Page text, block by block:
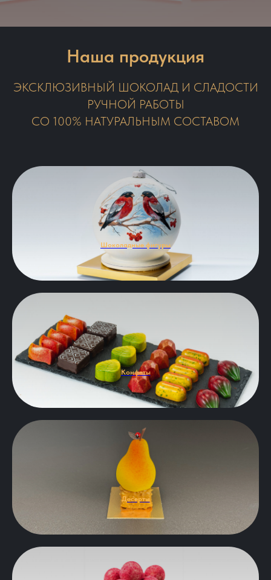
Наша продукция
ЭКСКЛЮЗИВНЫЙ ШОКОЛАД И СЛАДОСТИ
РУЧНОЙ РАБОТЫ
СО 100% НАТУРАЛЬНЫМ СОСТАВОМ
Шоколадные фигуры
Конфеты
Десерты